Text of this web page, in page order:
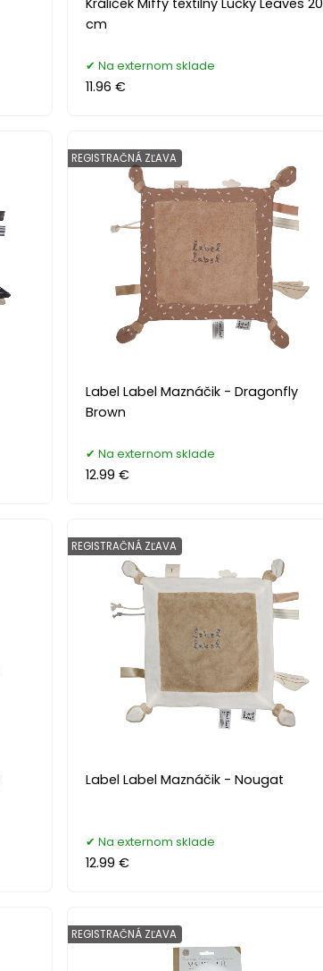
cm
Na externom sklade
11.96 €
Label Label Maznáčik - Dragonfly
Brown
REGISTRAČNÁ ZĽAVA
Na externom sklade
12.99 €
Label Label Maznáčik - Nougat
REGISTRAČNÁ ZĽAVA
Na externom sklade
12.99 €
REGISTRAČNÁ ZĽAVA